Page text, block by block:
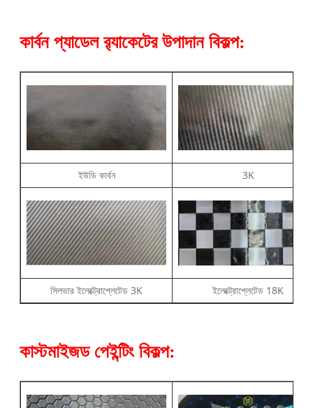
কার্বন প্যাডেল র‌্যাকেটের উপাদান বিকল্প:
ইউডি কার্বন 3K
সিলভার ইলেক্ট্রোপ্লেটেড 3K ইলেক্ট্রোপ্লেটেড 18K
কাস্টমাইজড পেইন্টিং বিকল্প: